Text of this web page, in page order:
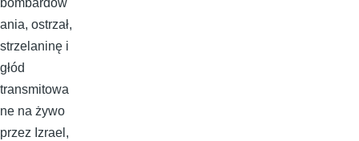
bombardow
ania, ostrzał,
strzelaninę i
głód
transmitowa
ne na żywo
przez Izrael,